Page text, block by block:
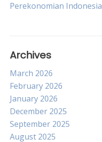
navigation
Perekonomian Indonesia
Archives
March 2026
February 2026
January 2026
December 2025
September 2025
August 2025